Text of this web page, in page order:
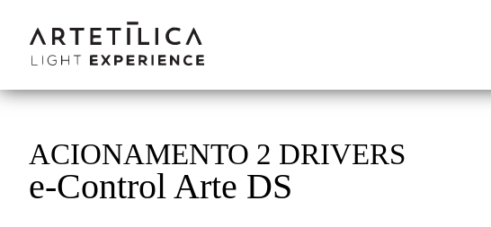
ACIONAMENTO 2 DRIVERS
e-Control Arte DS